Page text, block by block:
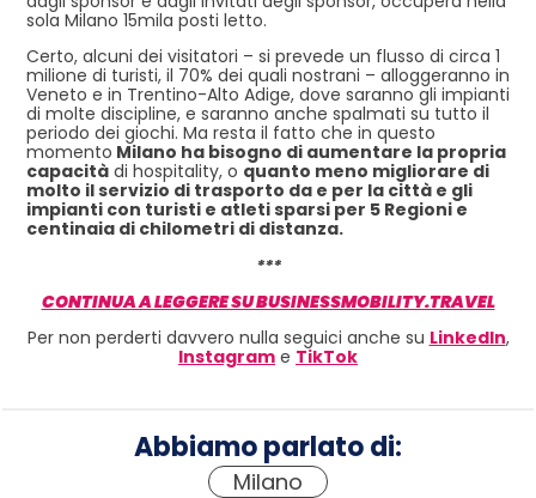
sola Milano 15mila posti letto.
Certo, alcuni dei visitatori – si prevede un flusso di circa 1
milione di turisti, il 70% dei quali nostrani – alloggeranno in
Veneto e in Trentino-Alto Adige, dove saranno gli impianti
di molte discipline, e saranno anche spalmati su tutto il
periodo dei giochi. Ma resta il fatto che in questo
momento Milano ha bisogno di aumentare la propria
capacità di hospitality, o quanto meno migliorare di
molto il servizio di trasporto da e per la città e gli
impianti con turisti e atleti sparsi per 5 Regioni e
centinaia di chilometri di distanza.
***
CONTINUA A LEGGERE SU BUSINESSMOBILITY.TRAVEL
Per non perderti davvero nulla seguici anche su LinkedIn,
Instagram e TikTok
Abbiamo parlato di:
Milano